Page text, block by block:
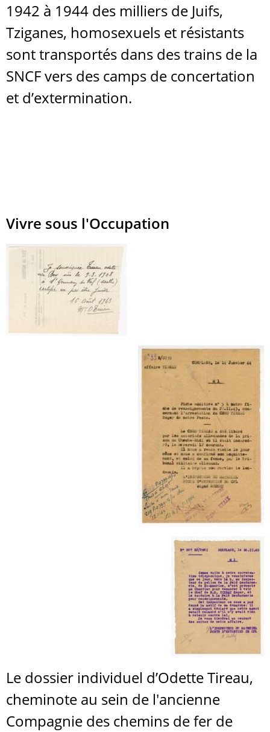
1942 à 1944 des milliers de Juifs,
Tziganes, homosexuels et résistants
sont transportés dans des trains de la
SNCF vers des camps de concertation
et d’extermination.
Vivre sous l'Occupation
Le dossier individuel d’Odette Tireau,
cheminote au sein de l'ancienne
Compagnie des chemins de fer de